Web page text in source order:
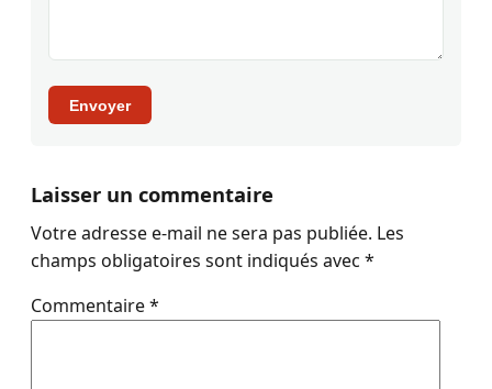
Envoyer
Laisser un commentaire
Votre adresse e-mail ne sera pas publiée. Les
champs obligatoires sont indiqués avec *
Commentaire*